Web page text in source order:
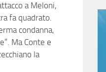
a Meloni,
fa quadrato.
condanna,
Ma Conte e
la